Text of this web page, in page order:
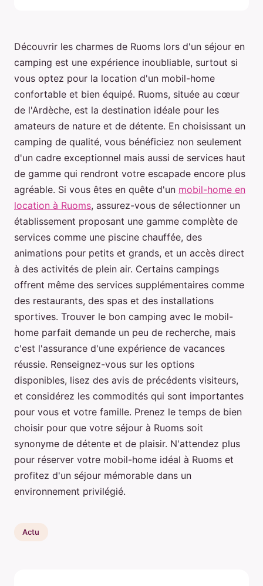
Découvrir les charmes de Ruoms lors d'un séjour en
camping est une expérience inoubliable, surtout si
vous optez pour la location d'un mobil-home
confortable et bien équipé. Ruoms, située au cœur
de l'Ardèche, est la destination idéale pour les
amateurs de nature et de détente. En choisissant un
camping de qualité, vous bénéficiez non seulement
d'un cadre exceptionnel mais aussi de services haut
de gamme qui rendront votre escapade encore plus
agréable. Si vous êtes en quête d'un mobil-home en
location à Ruoms, assurez-vous de sélectionner un
établissement proposant une gamme complète de
services comme une piscine chauffée, des
animations pour petits et grands, et un accès direct
à des activités de plein air. Certains campings
offrent même des services supplémentaires comme
des restaurants, des spas et des installations
sportives. Trouver le bon camping avec le mobil-
home parfait demande un peu de recherche, mais
c'est l'assurance d'une expérience de vacances
réussie. Renseignez-vous sur les options
disponibles, lisez des avis de précédents visiteurs,
et considérez les commodités qui sont importantes
pour vous et votre famille. Prenez le temps de bien
choisir pour que votre séjour à Ruoms soit
synonyme de détente et de plaisir. N'attendez plus
pour réserver votre mobil-home idéal à Ruoms et
profitez d'un séjour mémorable dans un
environnement privilégié.
Actu